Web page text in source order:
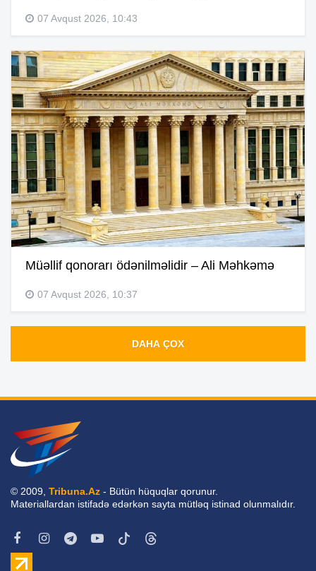
07 Avqust 2026, 10:43
Müəllif qonorarı ödənilməlidir – Ali Məhkəmə
07 Avqust 2026, 10:37
DAHA ÇOX
© 2009, Tribuna.Az - Bütün hüquqlar qorunur.
Materiallardan istifadə edərkən sayta mütləq istinad olunmalıdır.